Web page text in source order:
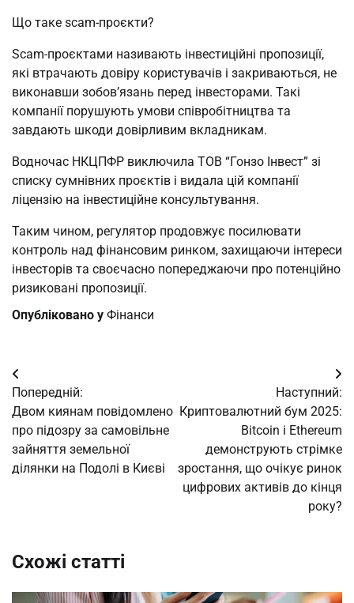
Що таке scam-проєкти?
Scam-проєктами називають інвестиційні пропозиції,
які втрачають довіру користувачів і закриваються, не
виконавши зобов’язань перед інвесторами. Такі
компанії порушують умови співробітництва та
завдають шкоди довірливим вкладникам.
Водночас НКЦПФР виключила ТОВ “Гонзо Інвест” зі
списку сумнівних проєктів і видала цій компанії
ліцензію на інвестиційне консультування.
Таким чином, регулятор продовжує посилювати
контроль над фінансовим ринком, захищаючи інтереси
інвесторів та своєчасно попереджаючи про потенційно
ризиковані пропозиції.
Опубліковано у Фінанси
Навігація
записів
Попередній:
Двом киянам повідомлено
про підозру за самовільне
зайняття земельної
ділянки на Подолі в Києві
Наступний:
Криптовалютний бум 2025:
Bitcoin і Ethereum
демонструють стрімке
зростання, що очікує ринок
цифрових активів до кінця
року?
Схожі статті